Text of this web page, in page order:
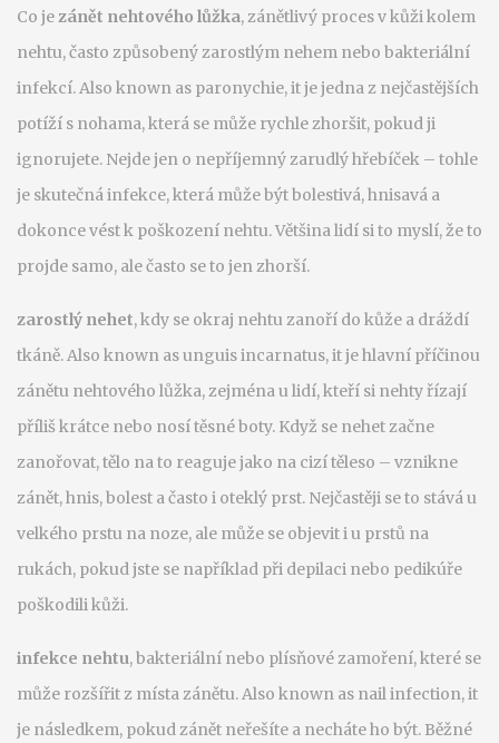
Co jezánět nehtového lůžka,zánětlivý proces v kůži kolem
nehtu, často způsobený zarostlým nehem nebo bakteriální
infekcí. Also known as paronychie, itje jedna z nejčastějších
potíží s nohama, která se může rychle zhoršit, pokud ji
ignorujete. Nejde jen o nepříjemný zarudlý hřebíček – tohle
je skutečná infekce, která může být bolestivá, hnisavá a
dokonce vést k poškození nehtu. Většina lidí si to myslí, že to
projde samo, ale často se to jen zhorší.
zarostlý nehet,kdy se okraj nehtu zanoří do kůže a dráždí
tkáně. Also known asunguis incarnatus, itje hlavní příčinou
zánětu nehtového lůžka, zejména u lidí, kteří si nehty řízají
příliš krátce nebo nosí těsné boty. Když se nehet začne
zanořovat, tělo na to reaguje jako na cizí těleso – vznikne
zánět, hnis, bolest a často i oteklý prst. Nejčastěji se to stává u
velkého prstu na noze, ale může se objevit i u prstů na
rukách, pokud jste se například při depilaci nebo pedikúře
poškodili kůži.
infekce nehtu,bakteriální nebo plísňové zamoření, které se
může rozšířit z místa zánětu. Also known as nail infection, it
je následkem, pokud zánět neřešíte a necháte ho být. Běžné